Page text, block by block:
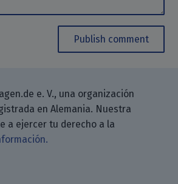
Publish comment
e. V., una organización
en Alemania. Nuestra
a ejercer tu derecho a la
a nuestro blog a través
en GitHub
en Matrix